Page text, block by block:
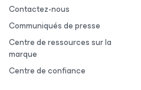
Contactez-nous
Communiqués de presse
Centre de ressources sur la
marque
Centre de confiance